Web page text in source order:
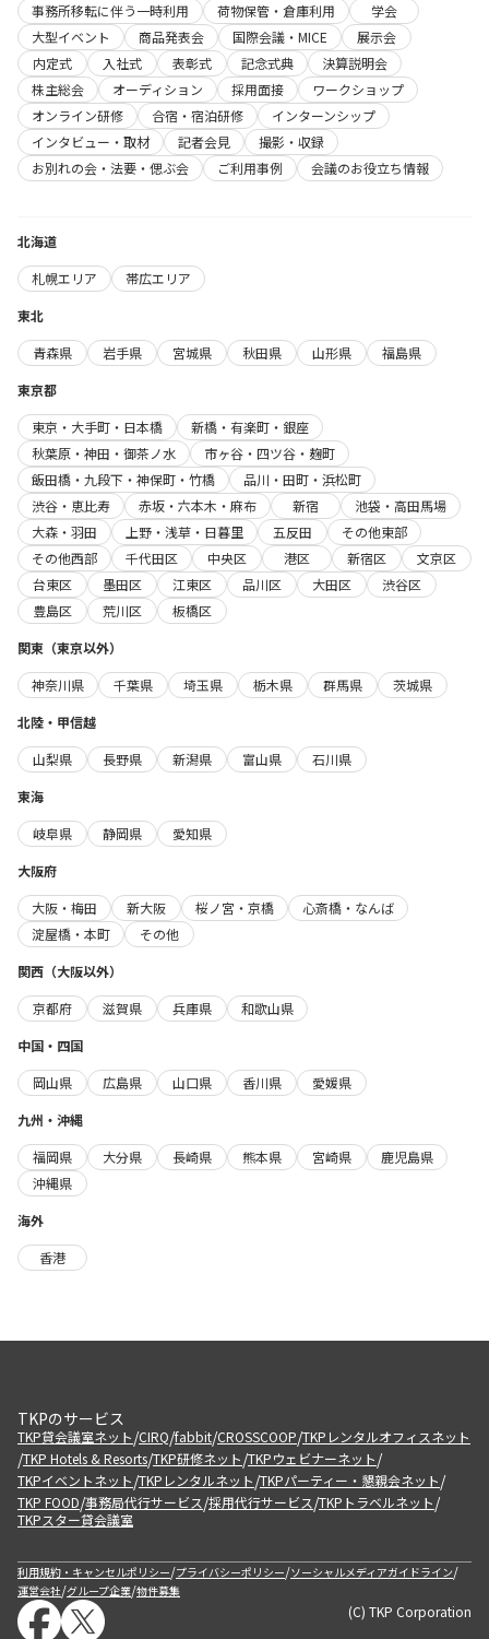
事務所移転に伴う一時利用
荷物保管・倉庫利用
学会
大型イベント
商品発表会 国際会議・MICE
展示会
内定式
入社式 表彰式 記念式典
決算説明会
株主総会
オーディション 採用面接
ワークショップ
オンライン研修
合宿・宿泊研修
インターンシップ
インタビュー・取材
記者会見
撮影・収録
お別れの会・法要・偲ぶ会
ご利用事例 会議のお役立ち情報
北海道
札幌エリア
帯広エリア
東北
青森県
岩手県 宮城県 秋田県 山形県
福島県
東京都
東京・大手町・日本橋
新橋・有楽町・銀座
秋葉原・神田・御茶ノ水
市ヶ谷・四ツ谷・麹町
飯田橋・九段下・神保町・竹橋
品川・田町・浜松町
渋谷・恵比寿
赤坂・六本木・麻布 新宿
池袋・高田馬場
大森・羽田
上野・浅草・日暮里 五反田
その他東部
その他西部
千代田区 中央区 港区 新宿区
文京区
台東区
墨田区 江東区 品川区 大田区
渋谷区
豊島区
荒川区
板橋区
関東（東京以外）
神奈川県
千葉県 埼玉県 栃木県 群馬県
茨城県
北陸・甲信越
山梨県
長野県 新潟県 富山県
石川県
東海
岐阜県
静岡県
愛知県
大阪府
大阪・梅田
新大阪 桜ノ宮・京橋
心斎橋・なんば
淀屋橋・本町
その他
関西（大阪以外）
京都府
滋賀県 兵庫県
和歌山県
中国・四国
岡山県
広島県 山口県 香川県
愛媛県
九州・沖縄
福岡県
大分県 長崎県 熊本県 宮崎県
鹿児島県
沖縄県
海外
香港
TKPのサービス
TKP貸会議室ネット/CIRQ/fabbit/CROSSCOOP/TKPレンタルオフィスネット
/TKP Hotels & Resorts/TKP研修ネット/TKPウェビナーネット/
TKPイベントネット/TKPレンタルネット/TKPパーティー・懇親会ネット/
TKP FOOD/事務局代行サービス/採用代行サービス/TKPトラベルネット/
TKPスター貸会議室
利用規約・キャンセルポリシー/プライバシーポリシー/ソーシャルメディアガイドライン/
運営会社/グループ企業/物件募集
(C) TKP Corporation